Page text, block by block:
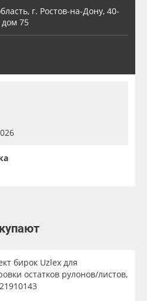
г. Ростов-на-Дону, 40-
75
бирок Uzlex для
остатков рулонов/листов,